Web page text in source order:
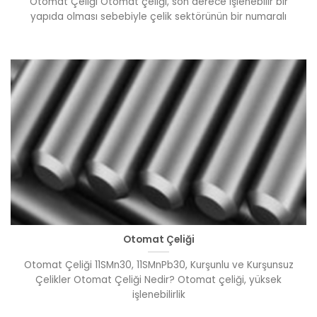
yapıda olması sebebiyle çelik sektörünün bir numaralı
Otomat Çeliği
Otomat Çeliği 11SMn30, 11SMnPb30, Kurşunlu ve Kurşunsuz
Çelikler Otomat Çeliği Nedir? Otomat çeliği, yüksek
işlenebilirlik